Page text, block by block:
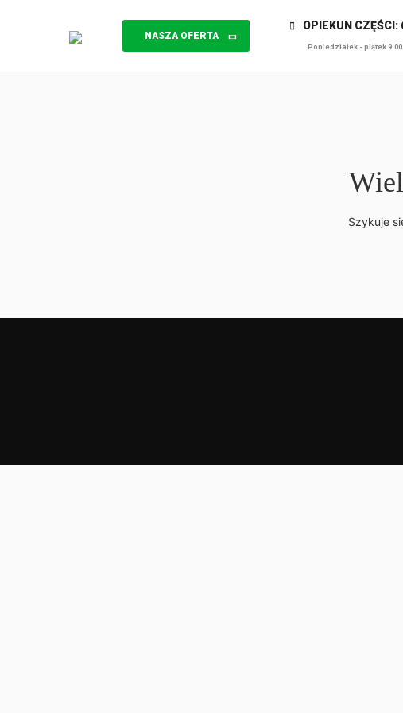
NASZA OFERTA
OPIEKUN CZĘŚCI:
Poniedziałek - piątek 9.00
Szykuje